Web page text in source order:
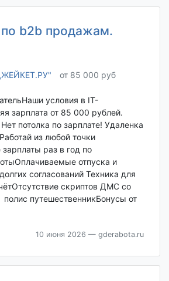
b2b продажам.
от 85 000 руб
условия в IT-
зарплата от 85 000 рублей.
потолка по зарплате! Удаленка
из любой точки
раз в год по
отпуска и
согласований Техника для
скриптов ДМС со
полис путешественникБонусы от
10 июня 2026 — gderabota.ru